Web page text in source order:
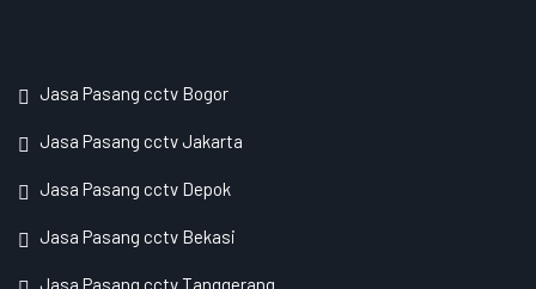
Jasa Pasang cctv Bogor
Jasa Pasang cctv Jakarta
Jasa Pasang cctv Depok
Jasa Pasang cctv Bekasi
Jasa Pasang cctv Tanggerang